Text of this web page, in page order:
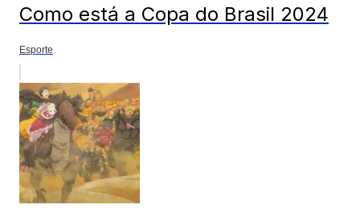
Como está a Copa do Brasil 2024
Esporte